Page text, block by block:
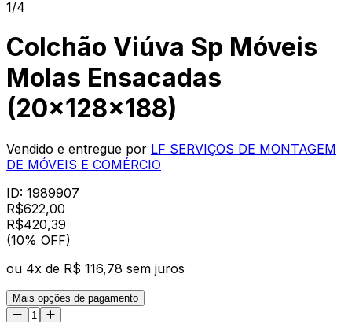
1/4
Colchão Viúva Sp Móveis
Molas Ensacadas
(20x128x188)
Vendido e entregue por LF SERVIÇOS DE MONTAGEM
DE MÓVEIS E COMÉRCIO
ID: 1989907
R$622,00
R$420,39
(10% OFF)
ou 4x de R$ 116,78 sem juros
Mais opções de pagamento